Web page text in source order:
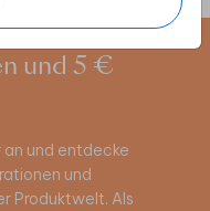
und 5 €
und entdecke
und
Produktwelt. Als